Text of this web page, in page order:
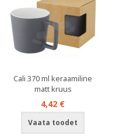
Cali 370 ml keraamiline
matt kruus
4,42 €
Vaata toodet